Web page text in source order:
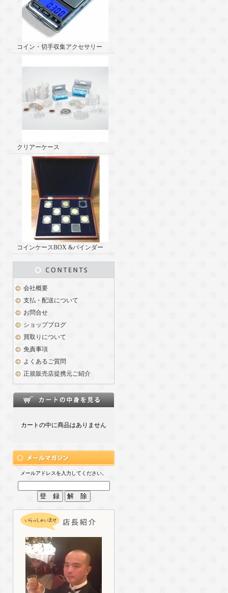
コイン・切手収集アクセサリー
クリアーケース
コインケースBOX &バインダー
会社概要
支払・配送について
お問合せ
ショップブログ
買取りについて
免責事項
よくあるご質問
正規販売店提携元ご紹介
カートの中に商品はありません
メールアドレスを入力してください。